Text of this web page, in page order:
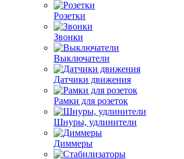
Розетки
Звонки
Выключатели
Датчики движения
Рамки для розеток
Шнуры, удлинители
Диммеры